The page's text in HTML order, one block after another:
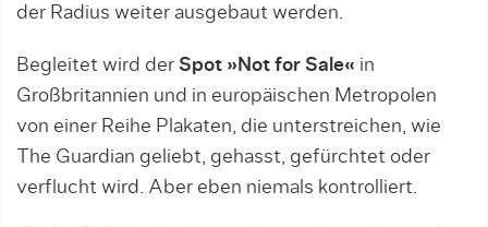
der Radius weiter ausgebaut werden.
Begleitet wird der Spot »Not for Sale« in
Großbritannien und in europäischen Metropolen
von einer Reihe Plakaten, die unterstreichen, wie
The Guardian geliebt, gehasst, gefürchtet oder
verflucht wird. Aber eben niemals kontrolliert.